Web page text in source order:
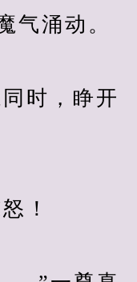
气涌动。
时，睁开
！